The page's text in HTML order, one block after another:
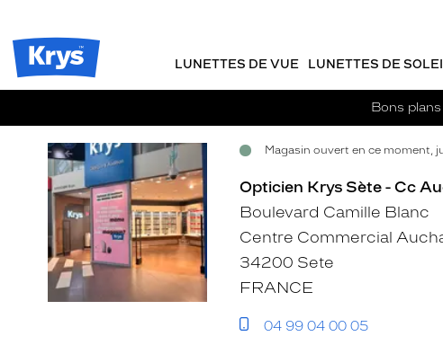
Opticien
Krys
LUNETTES DE VUE LUNETTES DE
Bons
La
confiance
vous
bien
Magasin ouvert en ce moment,
Voir
fiche
Opticien Krys Sète - Cc
Boulevard Camille Blanc
Centre Commercial
34200 Sete
FRANCE
04 99 04 00 05
Voir
fiche